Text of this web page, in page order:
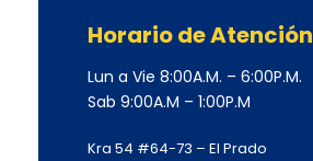
Horario de Atención
Lun a Vie 8:00A.M. – 6:00P.M.
Sab 9:00A.M – 1:00P.M
Kra 54 #64-73 – El Prado